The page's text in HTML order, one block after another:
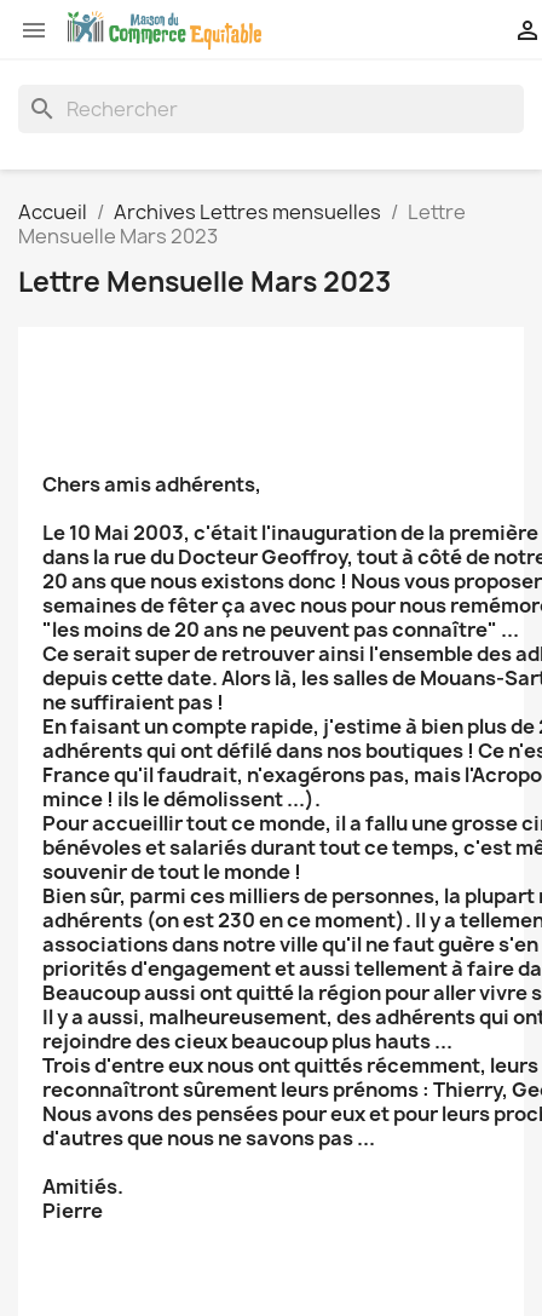
 
search
Accueil Archives Lettres mensuelles
Lettre
Mensuelle Mars 2023
Lettre Mensuelle Mars 2023
Chers amis adhérents,
Le 10 Mai 2003, c'était l'inauguration de la première
dans la rue du Docteur Geoffroy, tout à côté de
20 ans que nous existons donc ! Nous vous
semaines de fêter ça avec nous pour nous
"les moins de 20 ans ne peuvent pas connaître" ...
Ce serait super de retrouver ainsi l'ensemble des
depuis cette date. Alors là, les salles de Mouans-
ne suffiraient pas !
En faisant un compte rapide, j'estime à bien plus
adhérents qui ont défilé dans nos boutiques ! Ce
France qu'il faudrait, n'exagérons pas, mais
mince ! ils le démolissent ...).
Pour accueillir tout ce monde, il a fallu une grosse
bénévoles et salariés durant tout ce temps, c'est
souvenir de tout le monde !
Bien sûr, parmi ces milliers de personnes, la plupart
adhérents (on est 230 en ce moment). Il y a
associations dans notre ville qu'il ne faut guère
priorités d'engagement et aussi tellement à faire
Beaucoup aussi ont quitté la région pour aller vivre
Il y a aussi, malheureusement, des adhérents qui
rejoindre des cieux beaucoup plus hauts ...
Trois d'entre eux nous ont quittés récemment,
reconnaîtront sûrement leurs prénoms : Thierry,
Nous avons des pensées pour eux et pour leurs
d'autres que nous ne savons pas ...
Amitiés.
Pierre